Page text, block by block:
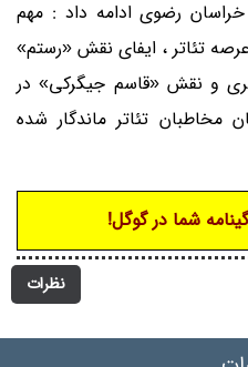
رضوی ادامه داد : مهم
تئاتر ، ایفای نقش «رستم»
و نقش «قاسم جیگرکی» در
مخاطبان تئاتر ماندگار شده
شما در گوگل!
نظرات